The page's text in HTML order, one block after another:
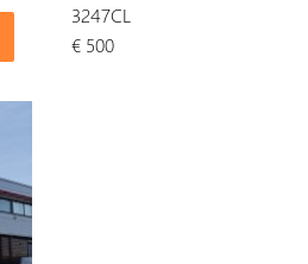
3247CL
€ 500